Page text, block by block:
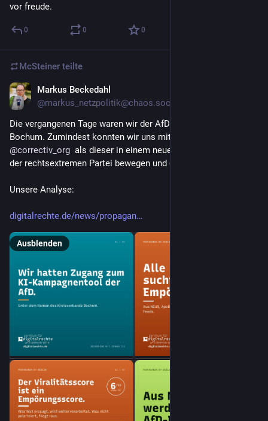
vor freude.
0 0 0
McSteiner teilte
Markus Beckedahl
@markus_netzpolitik@chaos.social
Die vergangenen Tage waren wir der AfD-Kreisverband
Bochum. Zumindest konnten wir uns mit
@correctiv_org
  als dieser in einem neuen KI-Kampagnentool
der rechtsextremen Partei bewegen und es ausgiebig testen.
Unsere Analyse:
digitalrechte.de/news/propagan
Ausblenden